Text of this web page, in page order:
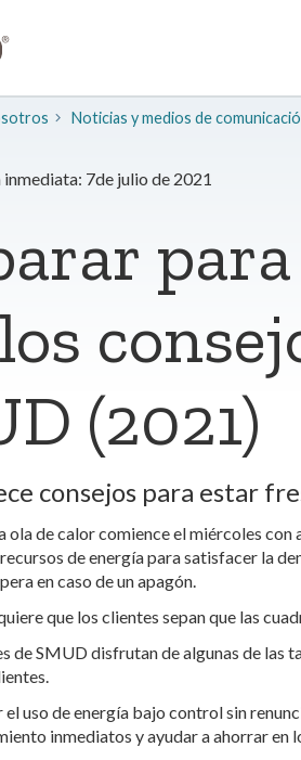
​Noticias y medios de
7de julio de 2021
(2021)
consejos para estar
ola de calor comience el miércoles
de energía para satisfacer la
en caso de un apagón.
que los clientes sepan que las
de SMUD disfrutan de algunas de las
el uso de energía bajo control sin
inmediatos y ayudar a ahorrar en